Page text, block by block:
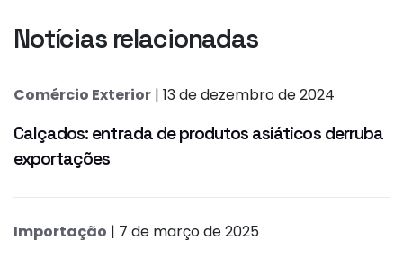
Notícias relacionadas
Comércio Exterior | 13 de dezembro de 2024
Calçados: entrada de produtos asiáticos derruba
exportações
Importação | 7 de março de 2025